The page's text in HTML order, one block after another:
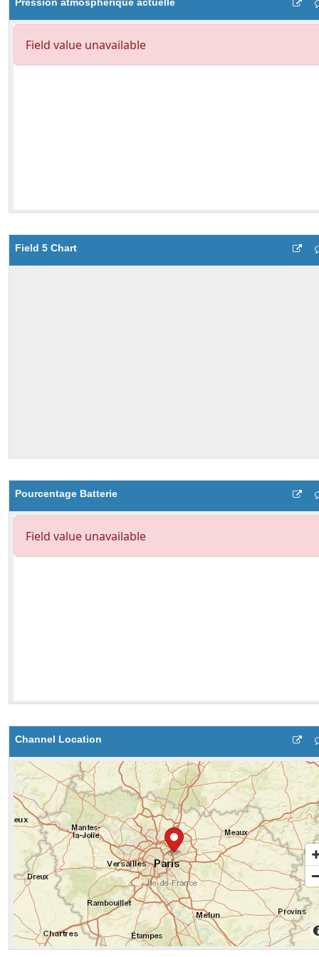
Field 5 Chart
Pourcentage Batterie
Channel Location